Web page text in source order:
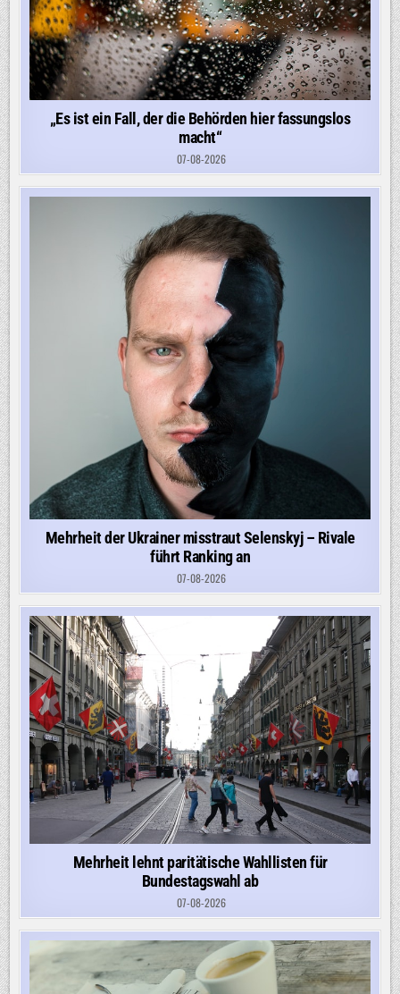
„Es ist ein Fall, der die Behörden hier fassungslos
macht“
07-08-2026
Mehrheit der Ukrainer misstraut Selenskyj – Rivale
führt Ranking an
07-08-2026
Mehrheit lehnt paritätische Wahllisten für
Bundestagswahl ab
07-08-2026